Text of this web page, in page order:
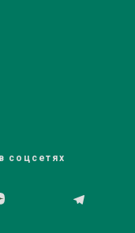
соцсетях